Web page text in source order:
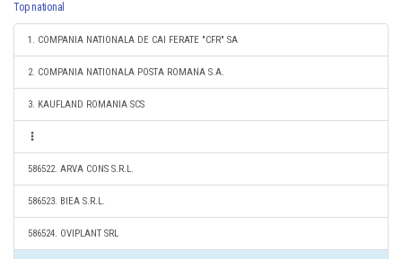
Top national
1. COMPANIA NATIONALA DE CAI FERATE "CFR" SA
2. COMPANIA NATIONALA POSTA ROMANA S.A.
3. KAUFLAND ROMANIA SCS
586522. ARVA CONS S.R.L.
586523. BIEA S.R.L.
586524. OVIPLANT SRL